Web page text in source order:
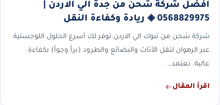
افضل شركة شحن من جدة الي الاردن |
0568829975 ◈ ريادة وكفاءة النقل
شركة شحن من تبوك الي الاردن توفر لك أسرع الحلول اللوجستية
عبر الرهوان لنقل الأثاث والبضائع والطرود (براً وجواً) بكفاءة
عالية. نعتمد…
اقرأ المقال